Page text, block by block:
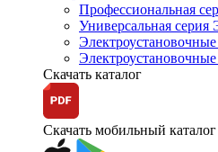
Профессиональная
Универсальная
Скачать каталог
Скачать мобильный каталог